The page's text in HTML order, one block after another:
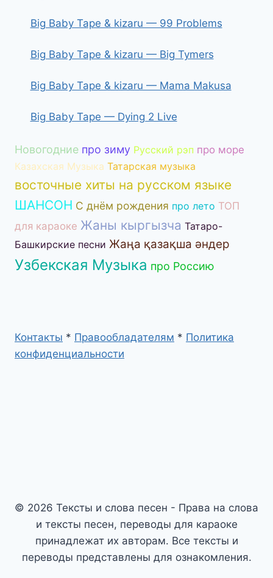
Big Baby Tape & kizaru — 99 Problems
Big Baby Tape & kizaru — Big Tymers
Big Baby Tape & kizaru — Mama Makusa
Big Baby Tape — Dying 2 Live
Новогодние про зиму Русский рэп про море
Казахская Музыка Татарская музыка
восточные хиты на русском языке
ШАНСОН С днём рождения про лето ТОП
для караоке Жаны кыргызча Татаро-
Башкирские песни Жаңа қазақша әндер
Узбекская Музыка про Россию
Контакты * Правообладателям * Политика
конфиденциальности
© 2026 Тексты и слова песен - Права на слова
и тексты песен, переводы для караоке
принадлежат их авторам. Все тексты и
переводы представлены для ознакомления.